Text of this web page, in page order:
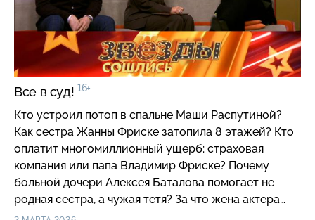
Все в суд! 16+
Кто устроил потоп в спальне Маши Распутиной?
Как сестра Жанны Фриске затопила 8 этажей? Кто
оплатит многомиллионный ущерб: страховая
компания или папа Владимир Фриске? Почему
больной дочери Алексея Баталова помогает не
родная сестра, а чужая тетя? За что жена актера
Дениса Матросова предстанет перед судом?